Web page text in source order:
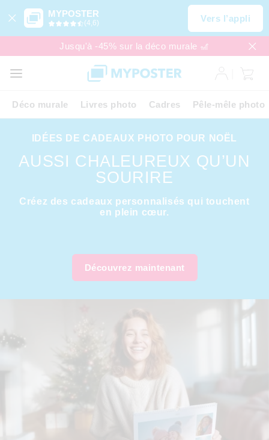
MYPOSTER
(4,6) Vers l’appli
Jusqu'à -45% sur la déco murale 🎢
Déco murale Livres photo Cadres Pêle-mêle photo
IDÉES DE CADEAUX PHOTO POUR NOËL
AUSSI CHALEUREUX QU’UN
SOURIRE
Créez des cadeaux personnalisés qui touchent
en plein cœur.
Découvrez maintenant